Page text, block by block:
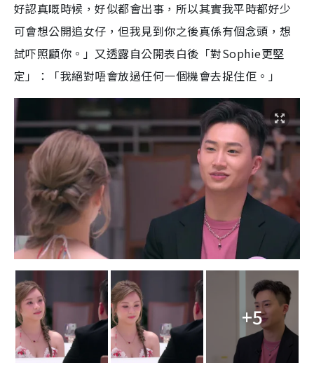
好認真嘅時候，好似都會出事，所以其實我平時都好少
可會想公開追女仔，但我見到你之後真係有個念頭，想
試吓照顧你。」又透露自公開表白後「對Sophie更堅
定」：「我絕對唔會放過任何一個機會去捉住佢。」
+5